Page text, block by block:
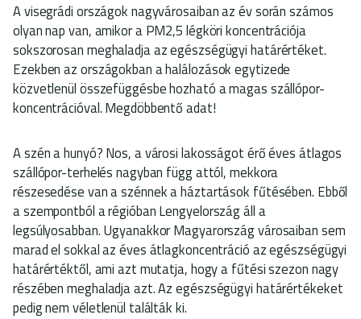
A visegrádi országok nagyvárosaiban az év során számos
olyan nap van, amikor a PM2,5 légköri koncentrációja
sokszorosan meghaladja az egészségügyi határértéket.
Ezekben az országokban a halálozások egytizede
közvetlenül összefüggésbe hozható a magas szállópor-
koncentrációval. Megdöbbentő adat!
A szén a hunyó? Nos, a városi lakosságot érő éves átlagos
szállópor-terhelés nagyban függ attól, mekkora
részesedése van a szénnek a háztartások fűtésében. Ebből
a szempontból a régióban Lengyelország áll a
legsúlyosabban. Ugyanakkor Magyarország városaiban sem
marad el sokkal az éves átlagkoncentráció az egészségügyi
határértéktől, ami azt mutatja, hogy a fűtési szezon nagy
részében meghaladja azt. Az egészségügyi határértékeket
pedig nem véletlenül találták ki.